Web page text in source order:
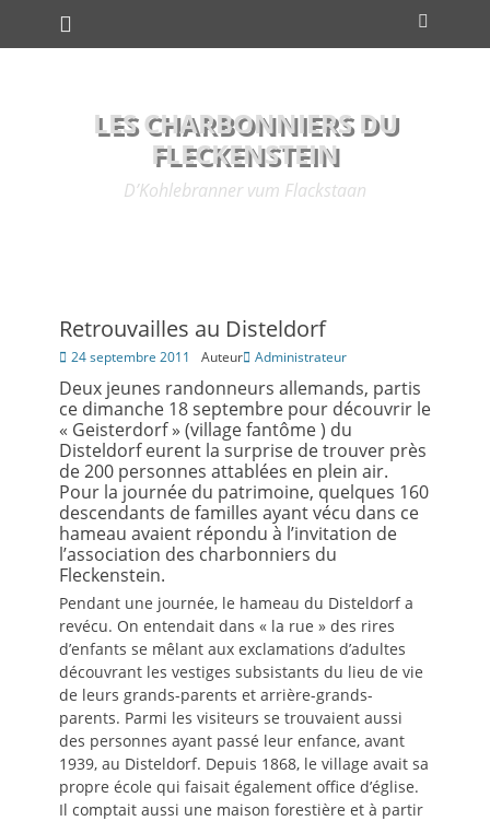
Premier menu
LES CHARBONNIERS DU
FLECKENSTEIN
D’Kohlebranner vum Flackstaan
Retrouvailles au Disteldorf
Posté
24 septembre 2011 Auteur Administrateur
Deux jeunes randonneurs allemands, partis
ce dimanche 18 septembre pour découvrir le
« Geisterdorf » (village fantôme ) du
Disteldorf eurent la surprise de trouver près
de 200 personnes attablées en plein air.
Pour la journée du patrimoine, quelques 160
descendants de familles ayant vécu dans ce
hameau avaient répondu à l’invitation de
l’association des charbonniers du
Fleckenstein.
Pendant une journée, le hameau du Disteldorf a
revécu. On entendait dans « la rue » des rires
d’enfants se mêlant aux exclamations d’adultes
découvrant les vestiges subsistants du lieu de vie
de leurs grands-parents et arrière-grands-
parents. Parmi les visiteurs se trouvaient aussi
des personnes ayant passé leur enfance, avant
1939, au Disteldorf. Depuis 1868, le village avait sa
propre école qui faisait également office d’église.
Il comptait aussi une maison forestière et à partir